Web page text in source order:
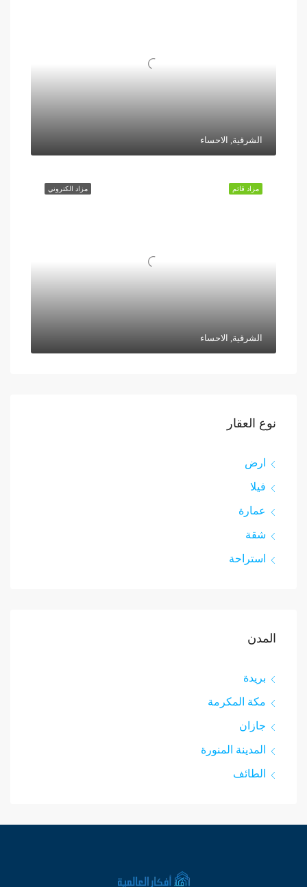
الشرقية, الاحساء
مزاد الكتروني مزاد قائم
الشرقية, الاحساء
نوع العقار
ارض
فيلا
عمارة
شقة
استراحة
المدن
بريدة
مكة المكرمة
جازان
المدينة المنورة
الطائف